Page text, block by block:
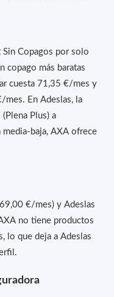
Sin Copagos por solo
copago más baratas
cuesta 71,35 €/mes y
mes. En Adeslas, la
Plus) a
baja, AXA ofrece
€/mes) y Adeslas
no tiene productos
lo que deja a Adeslas